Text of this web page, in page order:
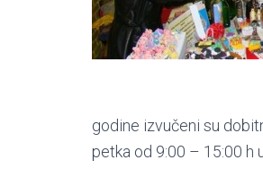
godine izvučeni su
petka od 9:00 – 15:00 h